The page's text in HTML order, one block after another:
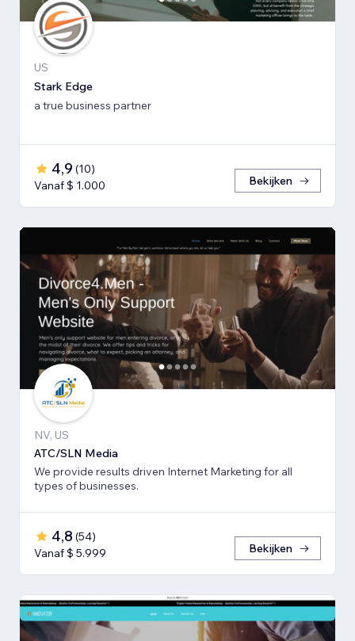
US
Stark Edge
a true business partner
4,9 (10)
Vanaf $ 1.000
Bekijken
NV, US
ATC/SLN Media
We provide results driven Internet Marketing for all
types of businesses.
4,8 (54)
Vanaf $ 5.999
Bekijken